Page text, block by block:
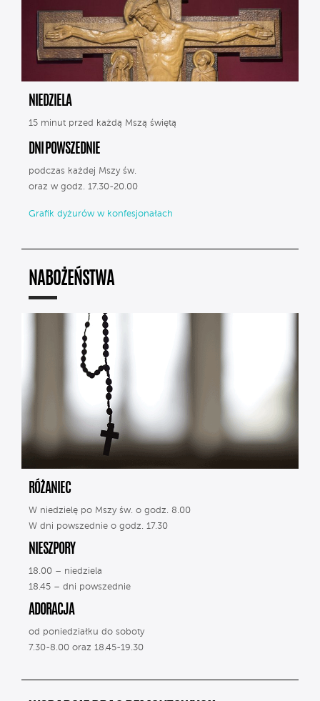
NIEDZIELA
15 minut przed każdą Mszą świętą
DNI POWSZEDNIE
podczas każdej Mszy św.
oraz w godz. 17.30-20.00
Grafik dyżurów w konfesjonałach
NABOŻEŃSTWA
RÓŻANIEC
W niedzielę po Mszy św. o godz. 8.00
W dni powszednie o godz. 17.30
NIESZPORY
18.00 – niedziela
18.45 – dni powszednie
ADORACJA
od poniedziałku do soboty
7.30-8.00 oraz 18.45-19.30